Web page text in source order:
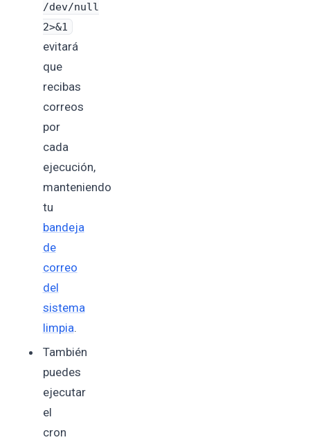
/dev/null
2>&1
evitará
que
recibas
correos
por
cada
ejecución,
manteniendo
tu
bandeja
de
correo
del
sistema
limpia.
También
puedes
ejecutar
el
cron